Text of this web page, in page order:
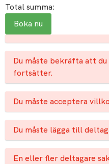
Total summa:
Du måste bekräfta att
fortsätter.
Du måste acceptera
Du måste lägga till
En eller fler deltagare